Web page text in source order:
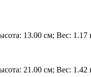
13.00 см; Вес: 1.17
21.00 см; Вес: 1.42